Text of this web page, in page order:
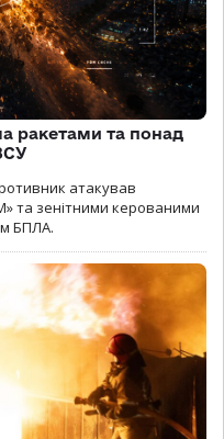
ракетами та понад
атакував
та зенітними керованими
БПЛА.